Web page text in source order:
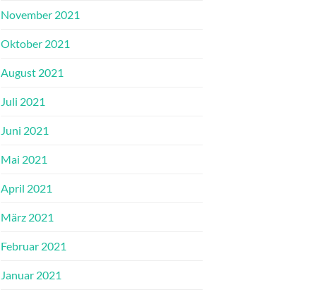
November 2021
Oktober 2021
August 2021
Juli 2021
Juni 2021
Mai 2021
April 2021
März 2021
Februar 2021
Januar 2021